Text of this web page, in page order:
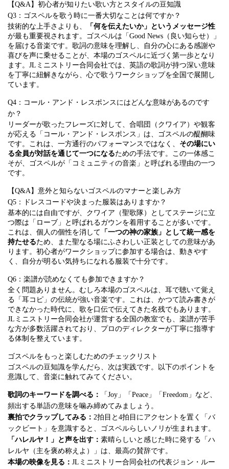
【Q&A】初心者が知りたい歌い方とスタイルの豆知識
Q3：ゴスペルを歌う時に一番大切なことは何ですか？
技術的な上手さよりも、
「何を伝えたいか」というメッセージ性
が最も重要視されます。ゴスペルは「Good News（良い知らせ）」
を届ける音楽です。歌詞の意味を理解し、自分の心にある感謝や
喜びを声に乗せることが、本場のゴスペルに近づく第一歩となり
ます。JLミニストリー合同会社では、英語の歌詞が持つ深い意味
を丁寧に紐解きながら、心で歌うワークショップを全国で展開し
ています。
Q4：コール・アンド・レスポンスにはどんな意味があるのです
か？
リーダーが歌ったフレーズに対して、合唱団（クワイア）や観客
が応える「コール・アンド・レスポンス」は、ゴスペルの醍醐味
です。これは、一方通行のパフォーマンスではなく、 その場にい
る全員が対話を通じて一つになるための手法です。この一体感こ
そが、ゴスペルが「コミュニティの音楽」と呼ばれる理由の一つ
です。
【Q&A】意外と知らないゴスペルのマナーと楽しみ方
Q5：ドレスコードや決まった服装はありますか？
基本的には自由ですが、クワイア（聖歌隊）としてステージに立
つ際は「ローブ」と呼ばれるガウンを着用することが多いです。
これは、個人の個性を消して 「一つの神の家族」として統一感を
持たせるため、また聖なる場にふさわしい正装としての意味があ
ります。初心者がワークショップに参加する場合は、動きやす
く、自分が明るい気持ちになれる服装で十分です。
Q6：楽譜が読めなくても参加できますか？
全く問題ありません。むしろ本場のゴスペルは、耳で聴いて覚え
る「耳コピ」の伝統が強い音楽です。これは、かつて読み書きが
できなかった時代に、歌を口伝で伝えてきた名残でもあります。
JLミニストリー合同会社が運営する全国の教室でも、楽譜が苦手
な方が多数活躍されており、プロのディレクターが丁寧に指導す
る体制を整えています。
ゴスペルをもっと楽しむためのチェックリスト
ゴスペルの豆知識を学んだら、次は実践です。以下のポイントを
意識して、音楽に触れてみてください。
歌詞のキーワードを調べる：
「Joy」「Peace」「Freedom」など、
頻出する単語の意味を噛み締めてみましょう。
裏拍でクラップしてみる： 2拍目と4拍目にアクセントを置く「バ
ックビート」を意識すると、ゴスペルらしいノリが生まれます。
「ハレルヤ！」と声を出す： 素晴らしいと感じた時に発する「ハ
レルヤ（主を褒め称えよ）」は、最高の賛辞です。
本場の映像を見る： JLミニストリー合同会社の代表ジョン・ルー